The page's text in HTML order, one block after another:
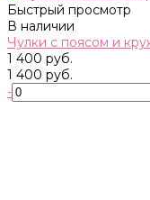
Быстрый просмотр
В наличии
Чулки с поясом и
1 400 руб.
1 400 руб.
-